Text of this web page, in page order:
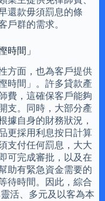
還款毋須罰息的條
戶群的需求。
時間」
方面，也為客戶提供
時間」。許多貸款產
費，這確保客戶能夠
支。同時，大部分產
據自身的財務狀況，
更採用利息按日計算
支付任何罰息，大大
可完成審批，以及在
助有緊急資金需要的
待時間。因此，綜合
活、多元及以客為本